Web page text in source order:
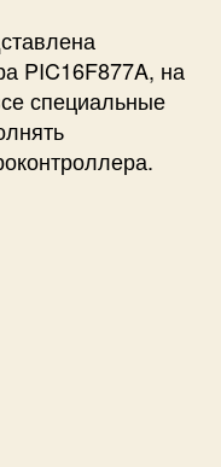
PIC16F877A, на
специальные